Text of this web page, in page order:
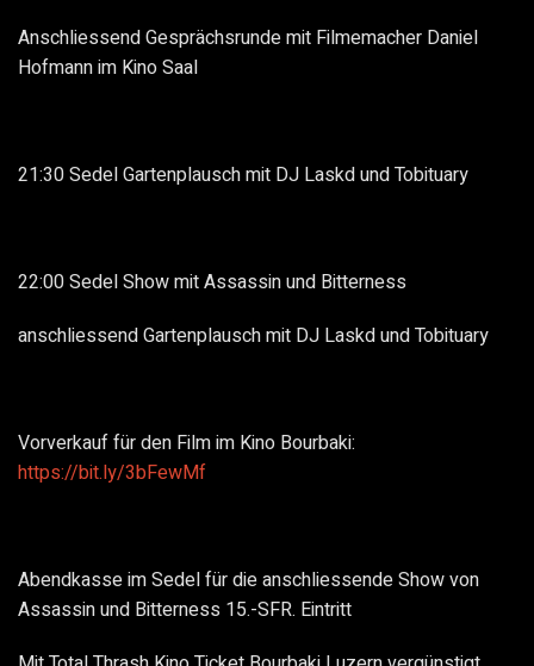
Anschliessend Gesprächsrunde mit Filmemacher Daniel
Hofmann im Kino Saal
21:30 Sedel Gartenplausch mit DJ Laskd und Tobituary
22:00 Sedel Show mit Assassin und Bitterness
anschliessend Gartenplausch mit DJ Laskd und Tobituary
Vorverkauf für den Film im Kino Bourbaki:
https://bit.ly/3bFewMf
Abendkasse im Sedel für die anschliessende Show von
Assassin und Bitterness 15.-SFR. Eintritt